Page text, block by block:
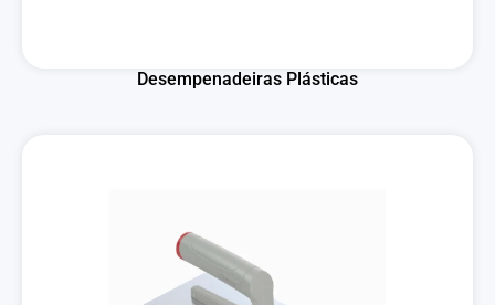
Desempenadeiras Plásticas